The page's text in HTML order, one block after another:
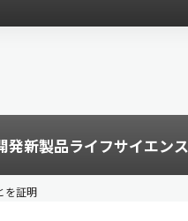
発新製品ライフサイエンス
を証明